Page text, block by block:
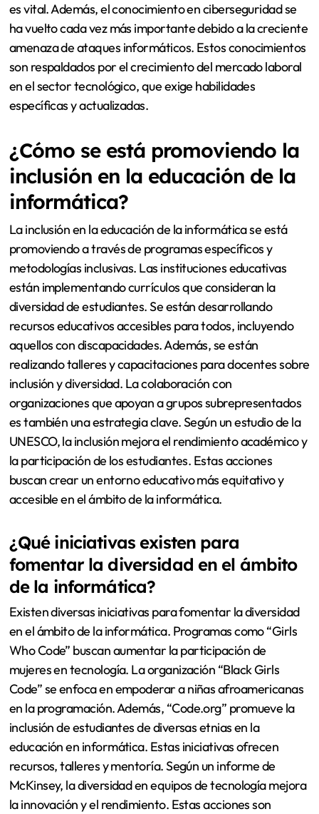
es vital. Además, el conocimiento en ciberseguridad se
ha vuelto cada vez más importante debido a la creciente
amenaza de ataques informáticos. Estos conocimientos
son respaldados por el crecimiento del mercado laboral
en el sector tecnológico, que exige habilidades
específicas y actualizadas.
¿Cómo se está promoviendo la
inclusión en la educación de la
informática?
La inclusión en la educación de la informática se está
promoviendo a través de programas específicos y
metodologías inclusivas. Las instituciones educativas
están implementando currículos que consideran la
diversidad de estudiantes. Se están desarrollando
recursos educativos accesibles para todos, incluyendo
aquellos con discapacidades. Además, se están
realizando talleres y capacitaciones para docentes sobre
inclusión y diversidad. La colaboración con
organizaciones que apoyan a grupos subrepresentados
es también una estrategia clave. Según un estudio de la
UNESCO, la inclusión mejora el rendimiento académico y
la participación de los estudiantes. Estas acciones
buscan crear un entorno educativo más equitativo y
accesible en el ámbito de la informática.
¿Qué iniciativas existen para
fomentar la diversidad en el ámbito
de la informática?
Existen diversas iniciativas para fomentar la diversidad
en el ámbito de la informática. Programas como “Girls
Who Code” buscan aumentar la participación de
mujeres en tecnología. La organización “Black Girls
Code” se enfoca en empoderar a niñas afroamericanas
en la programación. Además, “Code.org” promueve la
inclusión de estudiantes de diversas etnias en la
educación en informática. Estas iniciativas ofrecen
recursos, talleres y mentoría. Según un informe de
McKinsey, la diversidad en equipos de tecnología mejora
la innovación y el rendimiento. Estas acciones son